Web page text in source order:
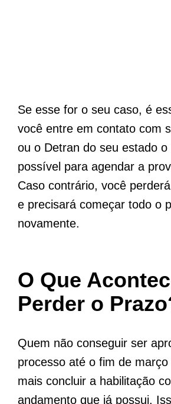
Se esse for o seu caso, é
você entre em contato com
ou o Detran do seu estado o
possível para agendar a
Caso contrário, você
e precisará começar todo o
novamente.
O Que
Perder o
Quem não conseguir ser
processo até o fim de
mais concluir a habilitação
andamento que já possui.